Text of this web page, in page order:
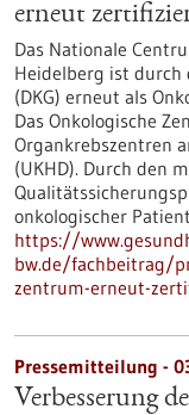
erneut
Das Nationale
Heidelberg ist durch
(DKG) erneut als
Das Onkologische
Organkrebszentren
(UKHD). Durch den
onkologischer
https://
bw.de/fachbeitrag/
zentrum-erneut-
Pressemitteilung -
Verbesserung